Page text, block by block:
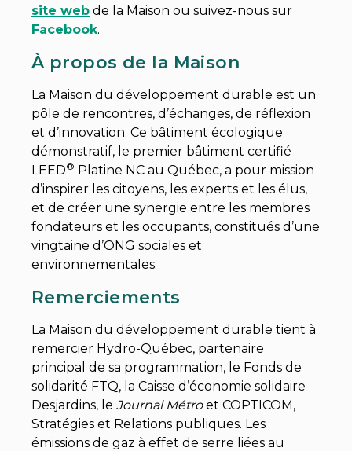
site web de la Maison ou suivez-nous sur
Facebook.
À propos de la Maison
La Maison du développement durable est un
pôle de rencontres, d’échanges, de réflexion
et d’innovation. Ce bâtiment écologique
démonstratif, le premier bâtiment certifié
LEED® Platine NC au Québec, a pour mission
d’inspirer les citoyens, les experts et les élus,
et de créer une synergie entre les membres
fondateurs et les occupants, constitués d’une
vingtaine d’ONG sociales et
environnementales.
Remerciements
La Maison du développement durable tient à
remercier Hydro-Québec, partenaire
principal de sa programmation, le Fonds de
solidarité FTQ, la Caisse d’économie solidaire
Desjardins, le Journal Métroet COPTICOM,
Stratégies et Relations publiques. Les
émissions de gaz à effet de serre liées au